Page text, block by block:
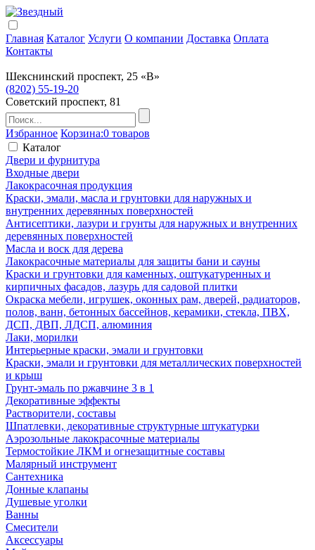
Главная Каталог Услуги О компании Доставка Оплата
Контакты
Шекснинский проспект, 25 «В»
(8202) 55-19-20
Советский проспект, 81
Избранное Корзина:0 товаров
Каталог
Двери и фурнитура
Входные двери
Лакокрасочная продукция
Краски, эмали, масла и грунтовки для наружных и
внутренних деревянных поверхностей
Антисептики, лазури и грунты для наружных и внутренних
деревянных поверхностей
Масла и воск для дерева
Лакокрасочные материалы для защиты бани и сауны
Краски и грунтовки для каменных, оштукатуренных и
кирпичных фасадов, лазурь для садовой плитки
Окраска мебели, игрушек, оконных рам, дверей, радиаторов,
полов, ванн, бетонных бассейнов, керамики, стекла, ПВХ,
ДСП, ДВП, ЛДСП, алюминия
Лаки, морилки
Интерьерные краски, эмали и грунтовки
Краски, эмали и грунтовки для металлических поверхностей
и крыш
Грунт-эмаль по ржавчине 3 в 1
Декоративные эффекты
Растворители, составы
Шпатлевки, декоративные структурные штукатурки
Аэрозольные лакокрасочные материалы
Термостойкие ЛКМ и огнезащитные составы
Малярный инструмент
Сантехника
Донные клапаны
Душевые уголки
Ванны
Смесители
Аксессуары